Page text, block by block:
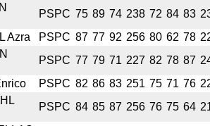
PSPC 75 89 74 238 72 84 83
Azra PSPC 87 77 92 256 80 62 78
PSPC 77 79 71 227 82 78 87
PSPC 82 86 83 251 75 71 76
PSPC 84 85 87 256 76 75 64